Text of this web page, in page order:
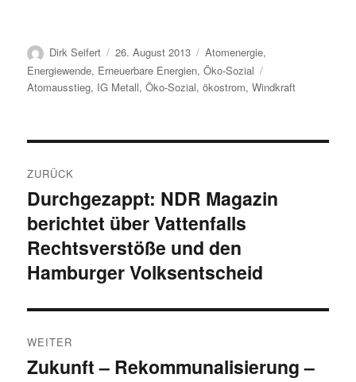
Autor
Dirk Seifert
Veröffentlicht
am
26. August 2013 Kategorien
Atomenergie,
Energiewende, Erneuerbare Energien,Öko-Sozial
Atomausstieg, IG Metall,Öko-Sozial,ökostrom,Windkraft
ZURÜCK
Vorheriger
Beitrag:
Durchgezappt: NDR Magazin
berichtet über Vattenfalls
Rechtsverstöße und den
Hamburger Volksentscheid
WEITER
Nächster
Zukunft – Rekommunalisierung –